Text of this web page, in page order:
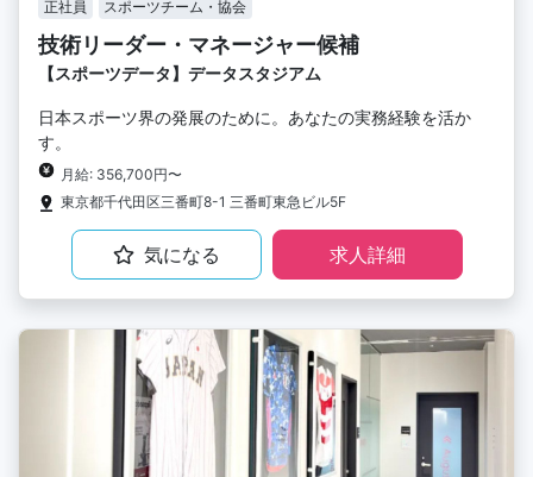
正社員 スポーツチーム・協会
技術リーダー・マネージャー候補
【スポーツデータ】データスタジアム
日本スポーツ界の発展のために。あなたの実務経験を活か
す。
月給: 356,700円〜
東京都千代田区三番町8-1 三番町東急ビル5F
気になる 求人詳細